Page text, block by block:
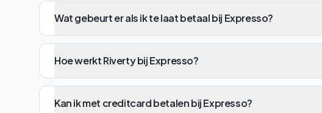
Wat gebeurt er als ik te laat betaal bij Expresso?
Hoe werkt Riverty bij Expresso?
Kan ik met creditcard betalen bij Expresso?